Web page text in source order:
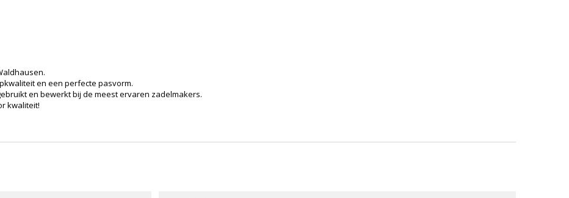
en een perfecte pasvorm.
en bewerkt bij de meest ervaren zadelmakers.
kwaliteit!